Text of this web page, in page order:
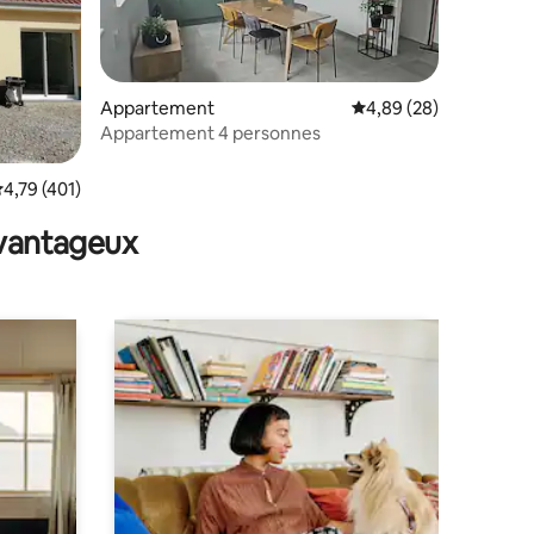
: 4,93 sur 5
moyenne sur la base de 401 commentaires : 4,79 sur 5
4,79 (401)
Appartement Évaluation moyenne
4,89 (28)
Appartement 4 personnes